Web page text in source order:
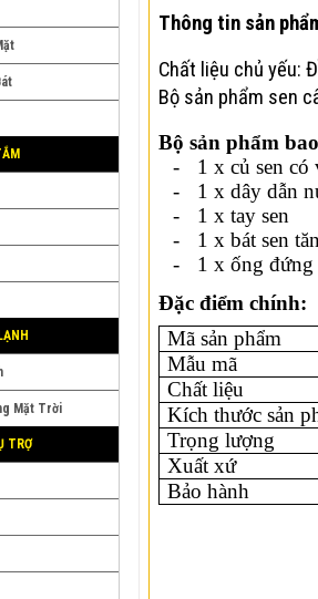
Mặt Trời
TRỢ
Thông tin sản
Chất liệu chủ yếu:
Bộ sản phẩm sen
Bộ sản phẩm
-
1 x củ sen có
-
1 x dây dẫn
-
1 x tay sen
-
1 x bát sen
-
1 x ống đứng
Đặc điểm chính:
Mã sản phẩm
Mẫu mã
Chất liệu
Kích thước sản
Trọng lượng
Xuất xứ
Bảo hành